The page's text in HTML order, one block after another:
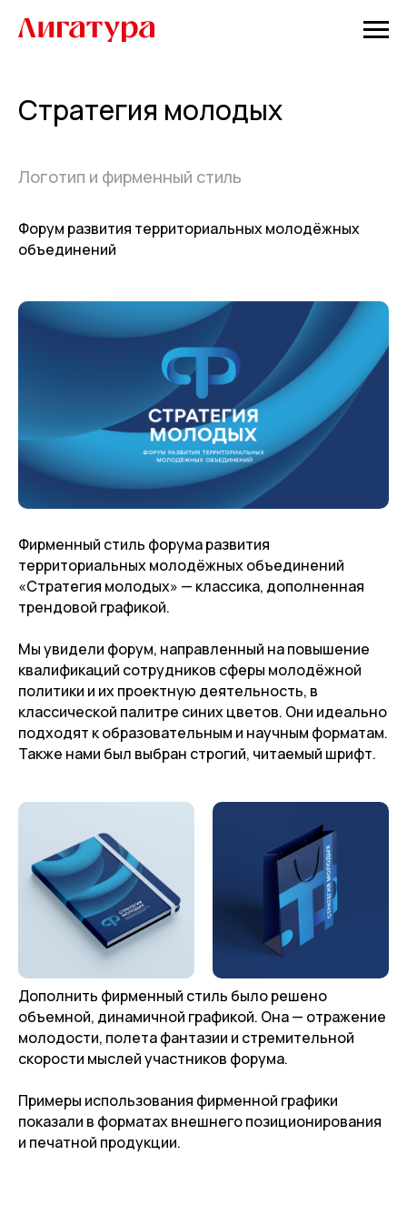
Стратегия молодых
Логотип и фирменный стиль
Форум развития территориальных молодёжных
объединений
Фирменный стиль форума развития
территориальных молодёжных объединений
«Стратегия молодых» — классика, дополненная
трендовой графикой.
Мы увидели форум, направленный на повышение
квалификаций сотрудников сферы молодёжной
политики и их проектную деятельность, в
классической палитре синих цветов. Они идеально
подходят к образовательным и научным форматам.
Также нами был выбран строгий, читаемый шрифт.
Дополнить фирменный стиль было решено
объемной, динамичной графикой. Она — отражение
молодости, полета фантазии и стремительной
скорости мыслей участников форума.
Примеры использования фирменной графики
показали в форматах внешнего позиционирования
и печатной продукции.